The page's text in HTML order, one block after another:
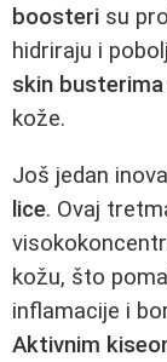
boosteri su
hidriraju i
skin busterima
kože.
Još jedan
lice. Ovaj
kožu, što
inflamacije i
Aktivnim